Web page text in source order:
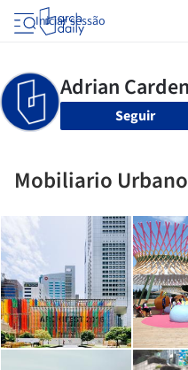
Iniciar sessão
Seguir
Mobiliario Urbano